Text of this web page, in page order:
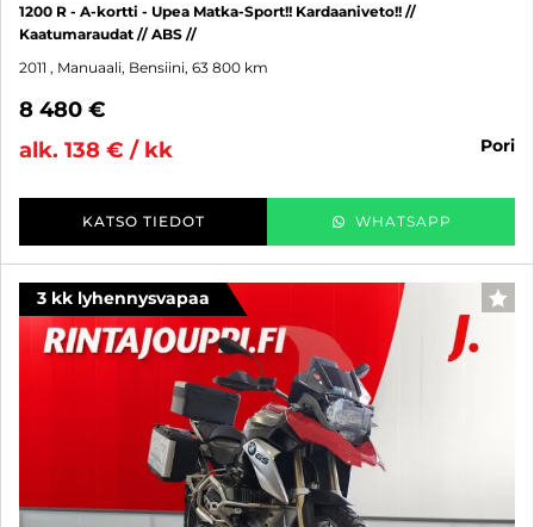
1200 R - A-kortti - Upea Matka-Sport!! Kardaaniveto!! //
Kaatumaraudat // ABS //
2011 , Manuaali, Bensiini, 63 800 km
8 480 €
alk. 138 € / kk
pori
KATSO TIEDOT WHATSAPP
3 kk lyhennysvapaa